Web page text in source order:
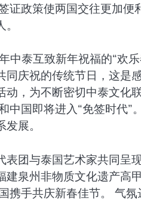
证政策使两国交往更加便
泰互致新年祝福的“欢
庆祝的传统节日，这是
动，为不断密切中泰文化
中国即将进入“免签时代
展。
表团与泰国艺术家共同呈
泉州非物质文化遗产高
手共庆新春佳节。 气氛